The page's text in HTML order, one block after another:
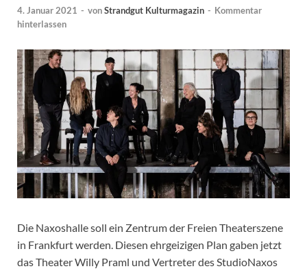
4. Januar 2021 - vonStrandgut Kulturmagazin - Kommentar
hinterlassen
Die Naxoshalle soll ein Zentrum der Freien Theaterszene
in Frankfurt werden. Diesen ehrgeizigen Plan gaben jetzt
das Theater Willy Praml und Vertreter des StudioNaxos